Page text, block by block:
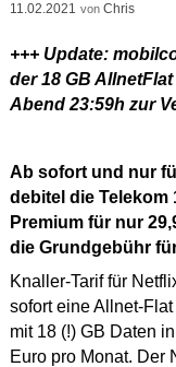
11.02.2021 von Chris
+++ Update:
der 18 GB
Abend 23:59h zur
Ab sofort und nur
debitel die Telekom
Premium für nur
die Grundgebühr
Knaller-Tarif für
sofort eine Allnet-
mit 18 (!) GB Daten
Euro pro Monat. Der